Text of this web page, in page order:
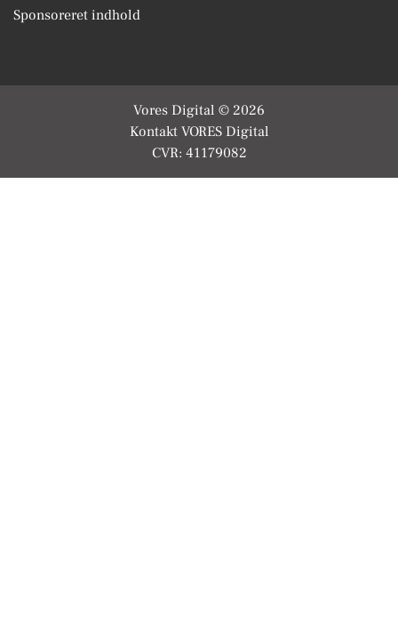
Sponsoreret indhold
Vores Digital © 2026
Kontakt VORES Digital
CVR: 41179082